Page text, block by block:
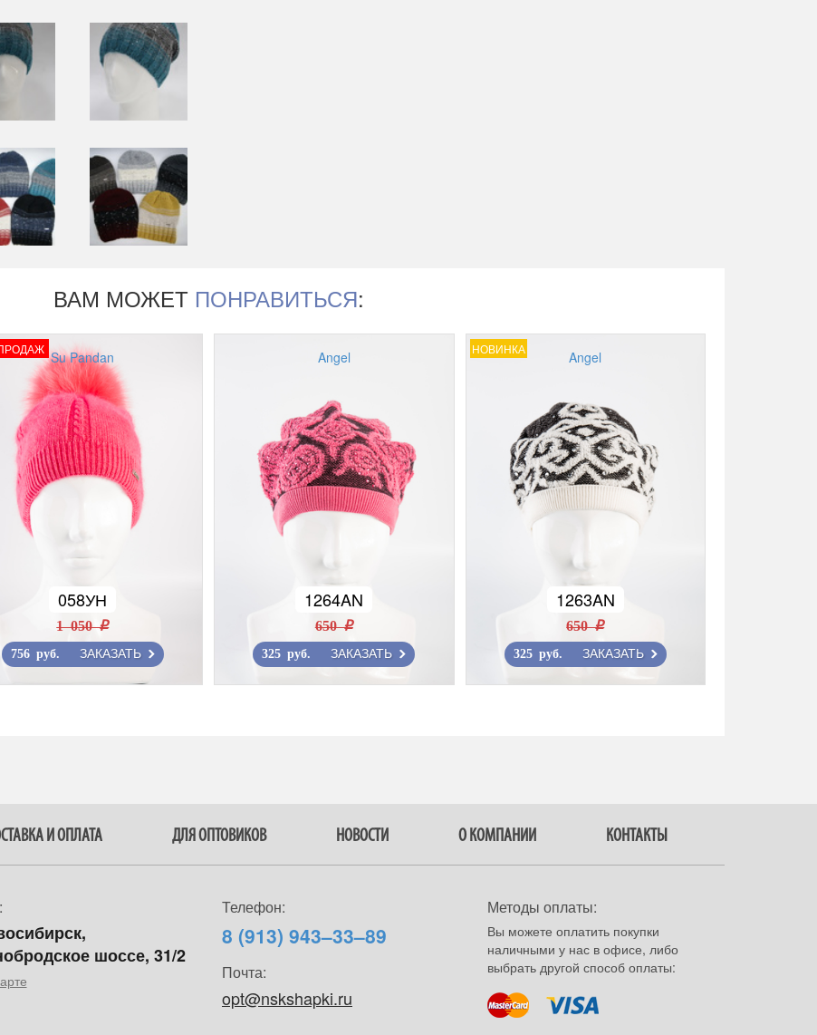
ВАМ МОЖЕТ ПОНРАВИТЬСЯ:
Su Pandan
058УН
1 050 r
756 руб. ЗАКАЗАТЬ
Angel
1264AN
650 r
325 руб. ЗАКАЗАТЬ
НОВИНКА Angel
1263AN
650 r
325 руб. ЗАКАЗАТЬ
И ОПЛАТА ДЛЯ ОПТОВИКОВ НОВОСТИ О КОМПАНИИ КОНТАКТЫ
шоссе, 31/2
Телефон:
8 (913) 943–33–89
Почта:
opt@nskshapki.ru
Методы оплаты:
Вы можете оплатить покупки
наличными у нас в офисе, либо
выбрать другой способ оплаты: